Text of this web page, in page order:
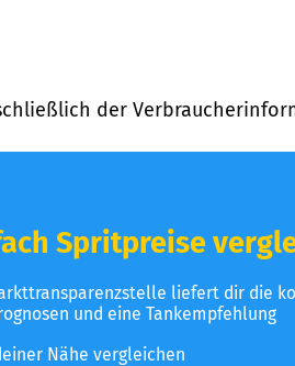
der
Spritpreise
liefert dir die
und eine Tankempfehlung
Nähe vergleichen